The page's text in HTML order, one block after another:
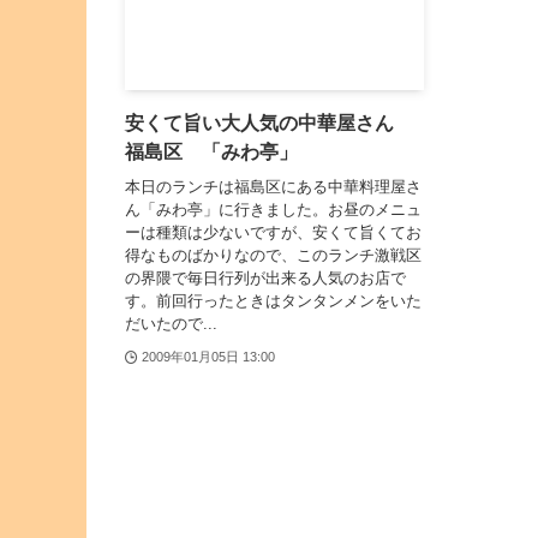
安くて旨い大人気の中華屋さん
福島区 「みわ亭」
本日のランチは福島区にある中華料理屋さ
ん「みわ亭」に行きました。お昼のメニュ
ーは種類は少ないですが、安くて旨くてお
得なものばかりなので、このランチ激戦区
の界隈で毎日行列が出来る人気のお店で
す。前回行ったときはタンタンメンをいた
だいたので...
2009年01月05日 13:00